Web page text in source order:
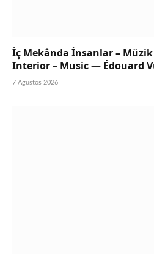
İç Mekânda İnsanlar –
Interior – Music — Édouard
7 Ağustos 2026